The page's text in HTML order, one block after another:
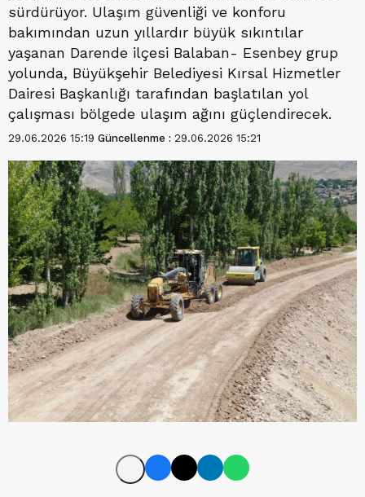
sürdürüyor. Ulaşım güvenliği ve konforu
bakımından uzun yıllardır büyük sıkıntılar
yaşanan Darende ilçesi Balaban- Esenbey grup
yolunda, Büyükşehir Belediyesi Kırsal Hizmetler
Dairesi Başkanlığı tarafından başlatılan yol
çalışması bölgede ulaşım ağını güçlendirecek.
29.06.2026 15:19 Güncellenme : 29.06.2026 15:21